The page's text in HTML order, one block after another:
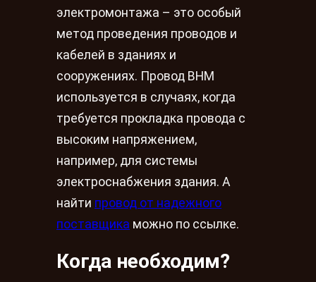
электромонтажа – это особый
метод проведения проводов и
кабелей в зданиях и
сооружениях. Провод ВНМ
используется в случаях, когда
требуется прокладка провода с
высоким напряжением,
например, для системы
электроснабжения здания. А
найти провод от надежного
поставщика можно по ссылке.
Когда необходим?